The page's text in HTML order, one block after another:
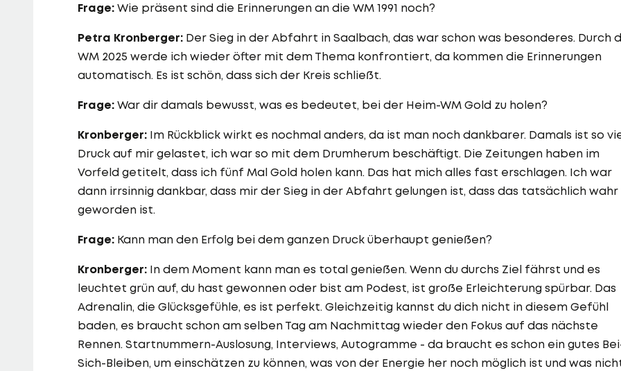
Frage: Wie präsent sind die Erinnerungen an die WM 1991 noch?
Petra Kronberger: Der Sieg in der Abfahrt in Saalbach, das war schon was besonderes. Durch
WM 2025 werde ich wieder öfter mit dem Thema konfrontiert, da kommen die Erinnerungen
automatisch. Es ist schön, dass sich der Kreis schließt.
Frage: War dir damals bewusst, was es bedeutet, bei der Heim-WM Gold zu holen?
Kronberger: Im Rückblick wirkt es nochmal anders, da ist man noch dankbarer. Damals ist so
Druck auf mir gelastet, ich war so mit dem Drumherum beschäftigt. Die Zeitungen haben im
Vorfeld getitelt, dass ich fünf Mal Gold holen kann. Das hat mich alles fast erschlagen. Ich war
dann irrsinnig dankbar, dass mir der Sieg in der Abfahrt gelungen ist, dass das tatsächlich wahr
geworden ist.
Frage: Kann man den Erfolg bei dem ganzen Druck überhaupt genießen?
Kronberger: In dem Moment kann man es total genießen. Wenn du durchs Ziel fährst und es
leuchtet grün auf, du hast gewonnen oder bist am Podest, ist große Erleichterung spürbar. Das
Adrenalin, die Glücksgefühle, es ist perfekt. Gleichzeitig kannst du dich nicht in diesem Gefühl
baden, es braucht schon am selben Tag am Nachmittag wieder den Fokus auf das nächste
Rennen. Startnummern-Auslosung, Interviews, Autogramme - da braucht es schon ein gutes
Sich-Bleiben, um einschätzen zu können, was von der Energie her noch möglich ist und was